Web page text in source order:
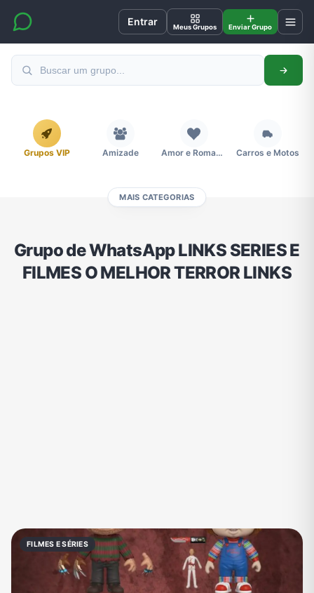
Entrar Meus Grupos Enviar Grupo
Grupos VIP Amizade Amor e Romance Carros e Motos
Divulgação Educação Emagrecimento e Perda de Peso Esportes
Notícias Outros Política Profissões
MAIS CATEGORIAS
Grupo de WhatsApp LINKS SERIES E
FILMES O MELHOR TERROR LINKS
FILMES E SÉRIES